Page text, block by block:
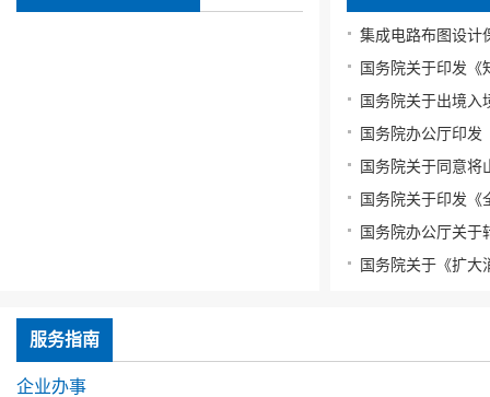
集成电路布图设计
国务院关于出境入
服务指南
企业办事